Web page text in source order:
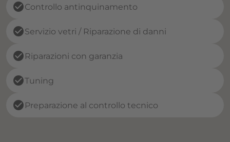
check_circleControllo antinquinamento
check_circleServizio vetri / Riparazione di danni
check_circle Riparazioni con garanzia
check_circleTuning
check_circle Preparazione al controllo tecnico